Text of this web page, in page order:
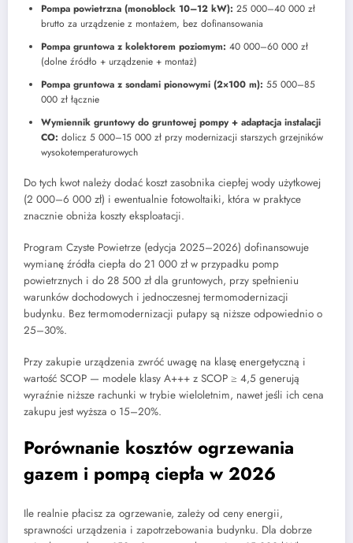
Pompa powietrzna (monoblock 10–12 kW): 25 000–40 000 zł
brutto za urządzenie z montażem, bez dofinansowania
Pompa gruntowa z kolektorem poziomym: 40 000–60 000 zł
(dolne źródło + urządzenie + montaż)
Pompa gruntowa z sondami pionowymi (2×100 m): 55 000–85
000 zł łącznie
Wymiennik gruntowy do gruntowej pompy + adaptacja instalacji
CO: dolicz 5 000–15 000 zł przy modernizacji starszych grzejników
wysokotemperaturowych
Do tych kwot należy dodać koszt zasobnika ciepłej wody użytkowej
(2 000–6 000 zł) i ewentualnie fotowoltaiki, która w praktyce
znacznie obniża koszty eksploatacji.
Program Czyste Powietrze (edycja 2025–2026) dofinansowuje
wymianę źródła ciepła do 21 000 zł w przypadku pomp
powietrznych i do 28 500 zł dla gruntowych, przy spełnieniu
warunków dochodowych i jednoczesnej termomodernizacji
budynku. Bez termomodernizacji pułapy są niższe odpowiednio o
25–30%.
Przy zakupie urządzenia zwróć uwagę na klasę energetyczną i
wartość SCOP — modele klasy A+++ z SCOP ≥ 4,5 generują
wyraźnie niższe rachunki w trybie wieloletnim, nawet jeśli ich cena
zakupu jest wyższa o 15–20%.
Porównanie kosztów ogrzewania
gazem i pompą ciepła w 2026
Ile realnie płacisz za ogrzewanie, zależy od ceny energii,
sprawności urządzenia i zapotrzebowania budynku. Dla dobrze